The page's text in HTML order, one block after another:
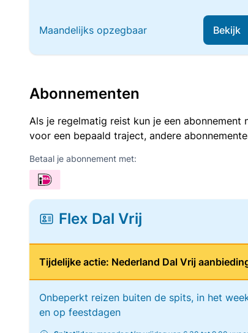
Maandelijks opzegbaar Bekijk
Abonnementen
Als je regelmatig reist kun je een
voor een bepaald traject, andere
Betaal je abonnement met:
Flex Dal Vrij
Tijdelijke actie: Nederland Dal Vrij
Onbeperkt reizen buiten de spits, in het
en op feestdagen